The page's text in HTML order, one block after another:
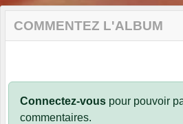
COMMENTEZ L'ALBUM
Connectez-vous pour pouvoir
commentaires.